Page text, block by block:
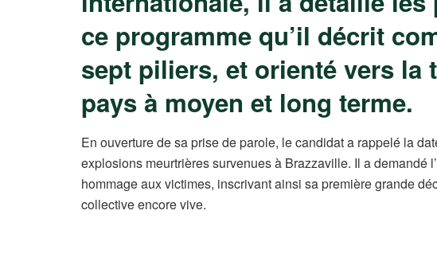
ce programme qu’il décrit
sept piliers, et orienté vers la
pays à moyen et long terme.
En ouverture de sa prise de parole, le candidat a rappelé la
explosions meurtrières survenues à Brazzaville. Il a demandé
hommage aux victimes, inscrivant ainsi sa première grande
collective encore vive.